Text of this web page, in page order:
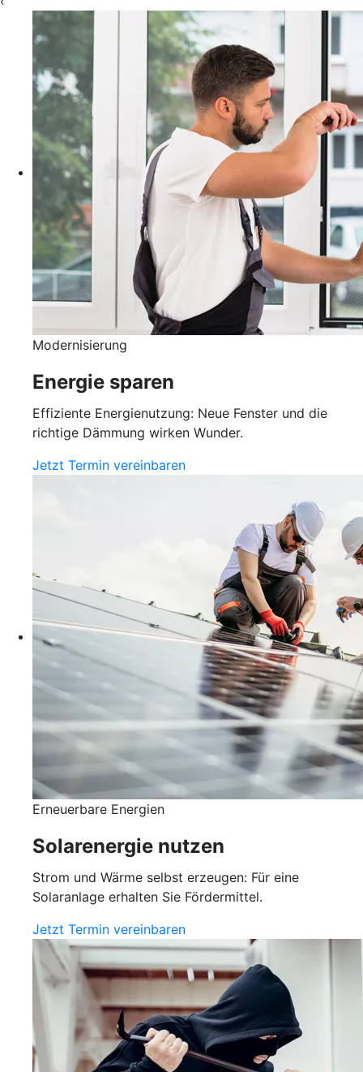
Modernisierung
Energie sparen
Effiziente Energienutzung: Neue Fenster und die
richtige Dämmung wirken Wunder.
Jetzt Termin vereinbaren
Erneuerbare Energien
Solarenergie nutzen
Strom und Wärme selbst erzeugen: Für eine
Solaranlage erhalten Sie Fördermittel.
Jetzt Termin vereinbaren